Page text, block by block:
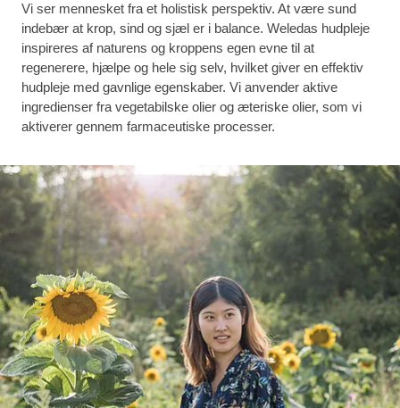
Vi ser mennesket fra et holistisk perspektiv. At være sund
indebær at krop, sind og sjæl er i balance. Weledas hudpleje
inspireres af naturens og kroppens egen evne til at
regenerere, hjælpe og hele sig selv, hvilket giver en effektiv
hudpleje med gavnlige egenskaber. Vi anvender aktive
ingredienser fra vegetabilske olier og æteriske olier, som vi
aktiverer gennem farmaceutiske processer.